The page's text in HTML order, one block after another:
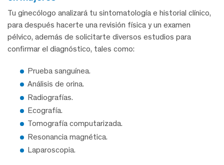
Tu ginecólogo analizará tu sintomatología e historial clínico,
para después hacerte una revisión física y un examen
pélvico, además de solicitarte diversos estudios para
confirmar el diagnóstico, tales como:
Prueba sanguínea.
Análisis de orina.
Radiografías.
Ecografía.
Tomografía computarizada.
Resonancia magnética.
Laparoscopia.